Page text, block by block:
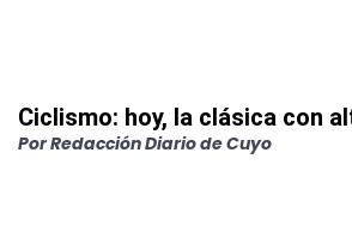
Ciclismo: hoy, la clásica con
Por Redacción Diario de Cuyo